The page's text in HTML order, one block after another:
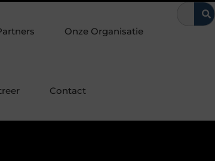
beïnvloeden Van Voorburg-Noord tot
Onze Organisatie
Contact